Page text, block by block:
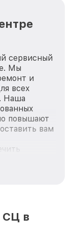
сервисный
Мы
и
всех
Наша
повышают
вам
для
Viomi, вне
в городе
СЦ в